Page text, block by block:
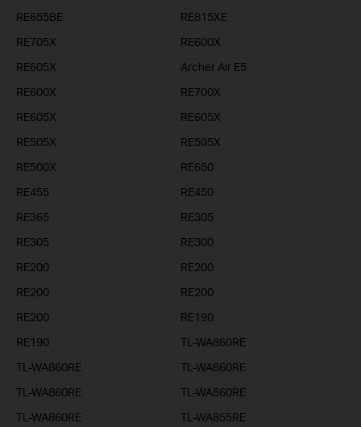
RE655BE
RE815XE
RE705X
RE600X
RE605X
Archer Air E5
RE600X
RE700X
RE605X
RE605X
RE505X
RE505X
RE500X
RE650
RE455
RE450
RE365
RE305
RE305
RE300
RE200
RE200
RE200
RE200
RE200
RE190
RE190
TL-WA860RE
TL-WA860RE
TL-WA860RE
TL-WA860RE
TL-WA860RE
TL-WA860RE
TL-WA855RE